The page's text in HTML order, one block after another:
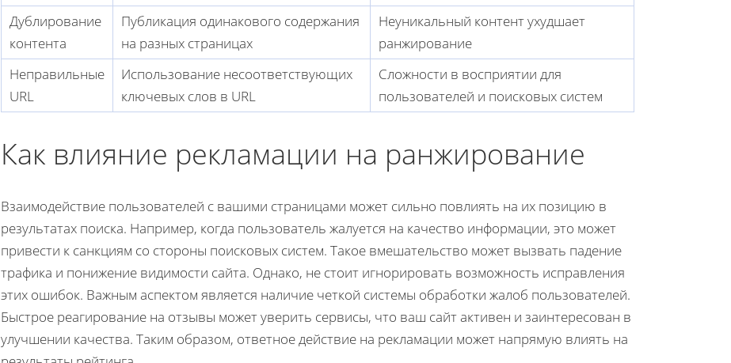
Дублирование
контента
Публикация одинакового содержания
на разных страницах
Неуникальный контент ухудшает
ранжирование
Неправильные
URL
Использование несоответствующих
ключевых слов в URL
Сложности в восприятии для
пользователей и поисковых систем
Как влияние рекламации на ранжирование
Взаимодействие пользователей с вашими страницами может сильно повлиять на их позицию в
результатах поиска. Например, когда пользователь жалуется на качество информации, это может
привести к санкциям со стороны поисковых систем. Такое вмешательство может вызвать падение
трафика и понижение видимости сайта. Однако, не стоит игнорировать возможность исправления
этих ошибок. Важным аспектом является наличие четкой системы обработки жалоб пользователей.
Быстрое реагирование на отзывы может уверить сервисы, что ваш сайт активен и заинтересован в
улучшении качества. Таким образом, ответное действие на рекламации может напрямую влиять на